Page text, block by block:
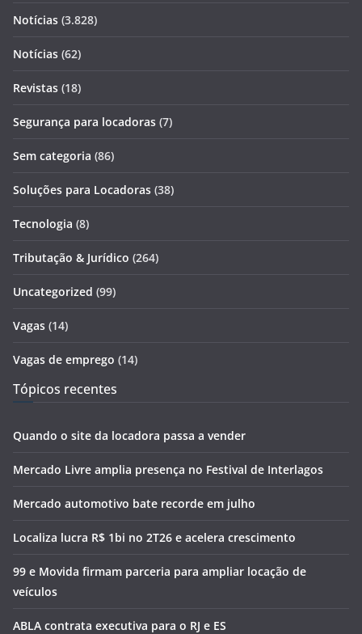
Notícias (3.828)
Notícias (62)
Revistas (18)
Segurança para locadoras (7)
Sem categoria (86)
Soluções para Locadoras (38)
Tecnologia (8)
Tributação & Jurídico (264)
Uncategorized (99)
Vagas (14)
Vagas de emprego (14)
Tópicos recentes
Quando o site da locadora passa a vender
Mercado Livre amplia presença no Festival de Interlagos
Mercado automotivo bate recorde em julho
Localiza lucra R$ 1bi no 2T26 e acelera crescimento
99 e Movida firmam parceria para ampliar locação de
veículos
ABLA contrata executiva para o RJ e ES